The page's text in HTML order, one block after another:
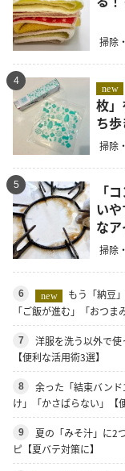
掃除
4
new
枚
ち歩
掃除
5
「
い
なア
掃除
6 new
もう「納豆
「ご飯が進む」「おつま
7
洋服を洗う以外で
【便利な活用術3選】
8
余った「結束バン
け」「かさばらない」【
9
夏の「みそ汁」に2
ピ【夏バテ対策に】